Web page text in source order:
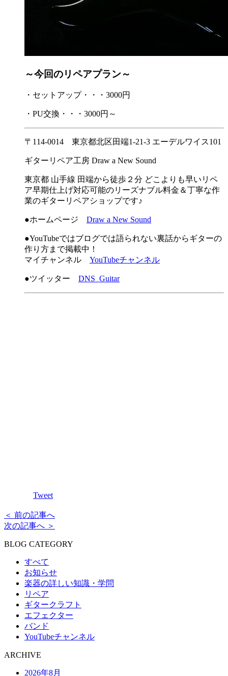
～今回のリペアプラン～
・セットアップ・・・3000円
・PU交換・・・3000円～
〒114-0014 東京都北区田端1-21-3 エーデルワイス101
ギターリペア工房 Draw a New Sound
東京都 山手線 田端から徒歩２分 どこよりも早いリペ
ア早期仕上げ対応可能のリーズナブル料金＆丁寧な作
業のギターリペアショップです♪
●ホームページ Draw a New Sound
●YouTubeではブログでは語られない裏話からギターの
作り方まで掲載中！
マイチャンネル YouTubeチャンネル
●ツイッター DNS_Guitar
Tweet
＜ 前の記事へ
次の記事へ ＞
BLOG CATEGORY
すべて
お知らせ
楽器の詳しい知識・学問
リペア
ギタークラフト
エフェクター
バンド
YouTubeチャンネル
ARCHIVE
2026年8月